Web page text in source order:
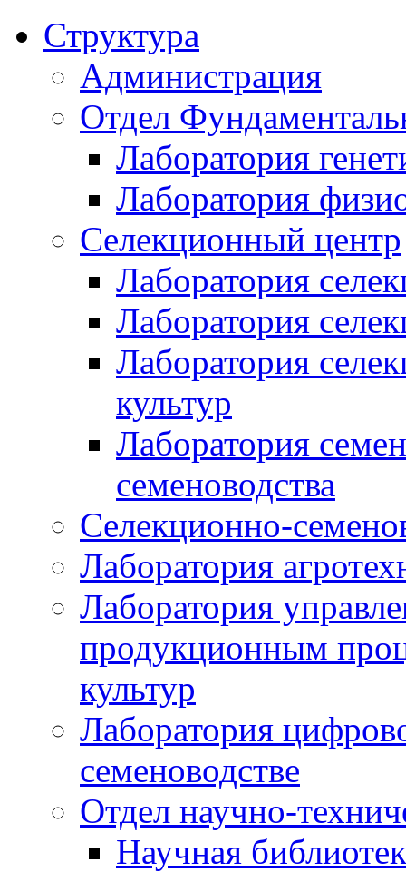
Структура
Администрация
Отдел
Лаборатория
Лаборатория
Селекционный центр
Лаборатория
Лаборатория
Лаборатория
культур
Лаборатория
семеноводства
Селекционно-
Лаборатория
Лаборатория
продукционным
культур
Лаборатория
семеноводстве
Отдел научно-
Научная